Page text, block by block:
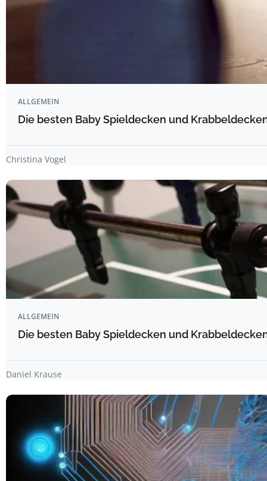
ALLGEMEIN
Die besten Baby Spieldecken und
Christina Vogel
ALLGEMEIN
Die besten Baby Spieldecken und
Daniel Krause